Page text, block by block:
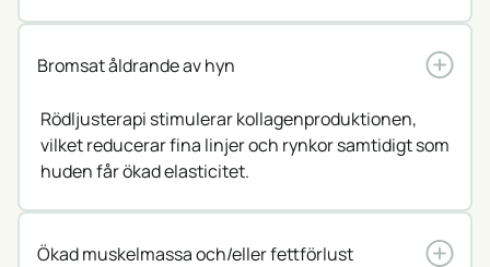
Bromsat åldrande av hyn
Rödljusterapi stimulerar kollagenproduktionen,
vilket reducerar fina linjer och rynkor samtidigt som
huden får ökad elasticitet.
Ökad muskelmassa och/eller fettförlust